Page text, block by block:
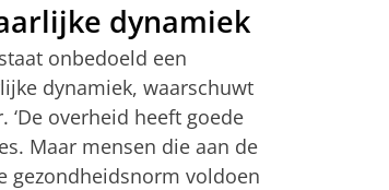
dynamiek
onbedoeld een
dynamiek, waarschuwt
‘De overheid heeft goede
Maar mensen die aan de
gezondheidsnorm voldoen